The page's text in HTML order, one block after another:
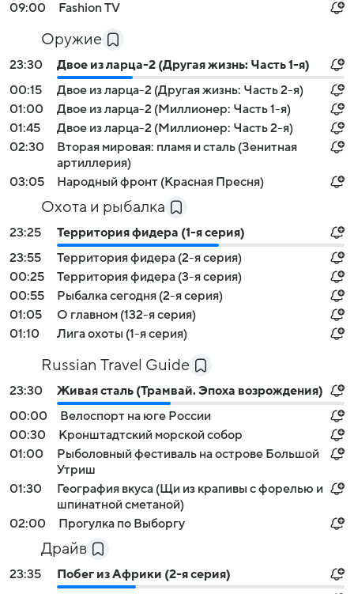
09:00
Fashion TV
Оружие
23:30
Двое из ларца-2 (Другая жизнь: Часть 1-я)
00:15
Двое из ларца-2 (Другая жизнь: Часть 2-я)
01:00
Двое из ларца-2 (Миллионер: Часть 1-я)
01:45
Двое из ларца-2 (Миллионер: Часть 2-я)
02:30
Вторая мировая: пламя и сталь (Зенитная
артиллерия)
03:05
Народный фронт (Красная Пресня)
Охота и рыбалка
23:25
Территория фидера (1-я серия)
23:55
Территория фидера (2-я серия)
00:25
Территория фидера (3-я серия)
00:55
Рыбалка сегодня (2-я серия)
01:05
О главном (132-я серия)
01:10
Лига охоты (1-я серия)
Russian Travel Guide
23:30
Живая сталь (Трамвай. Эпоха возрождения)
00:00
Велоспорт на юге России
00:30
Кронштадтский морской собор
01:00
Рыболовный фестиваль на острове Большой
Утриш
01:30
География вкуса (Щи из крапивы с форелью и
шпинатной сметаной)
02:00
Прогулка по Выборгу
Драйв
23:35
Побег из Африки (2-я серия)